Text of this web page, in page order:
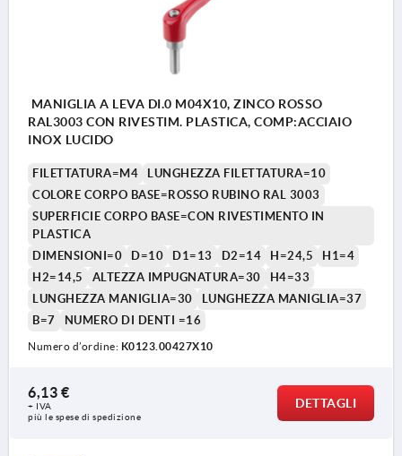
1) Punta DIN EN ISO 4753
MANIGLIA A LEVA DI.0 M04X10, ZINCO ROSSO
RAL3003 CON RIVESTIM. PLASTICA, COMP:ACCIAIO
INOX LUCIDO
FILETTATURA=M4
LUNGHEZZA FILETTATURA=10
COLORE CORPO BASE=ROSSO RUBINO RAL 3003
SUPERFICIE CORPO BASE=CON RIVESTIMENTO IN
PLASTICA
DIMENSIONI=0
D=10 D1=13 D2=14 H=24,5
H1=4
H2=14,5
ALTEZZA IMPUGNATURA=30
H4=33
LUNGHEZZA MANIGLIA=30
LUNGHEZZA MANIGLIA=37
B=7
NUMERO DI DENTI =16
Numero d’ordine: K0123.00427X10
6,13 €
+ IVA
più le spese di spedizione
DETTAGLI